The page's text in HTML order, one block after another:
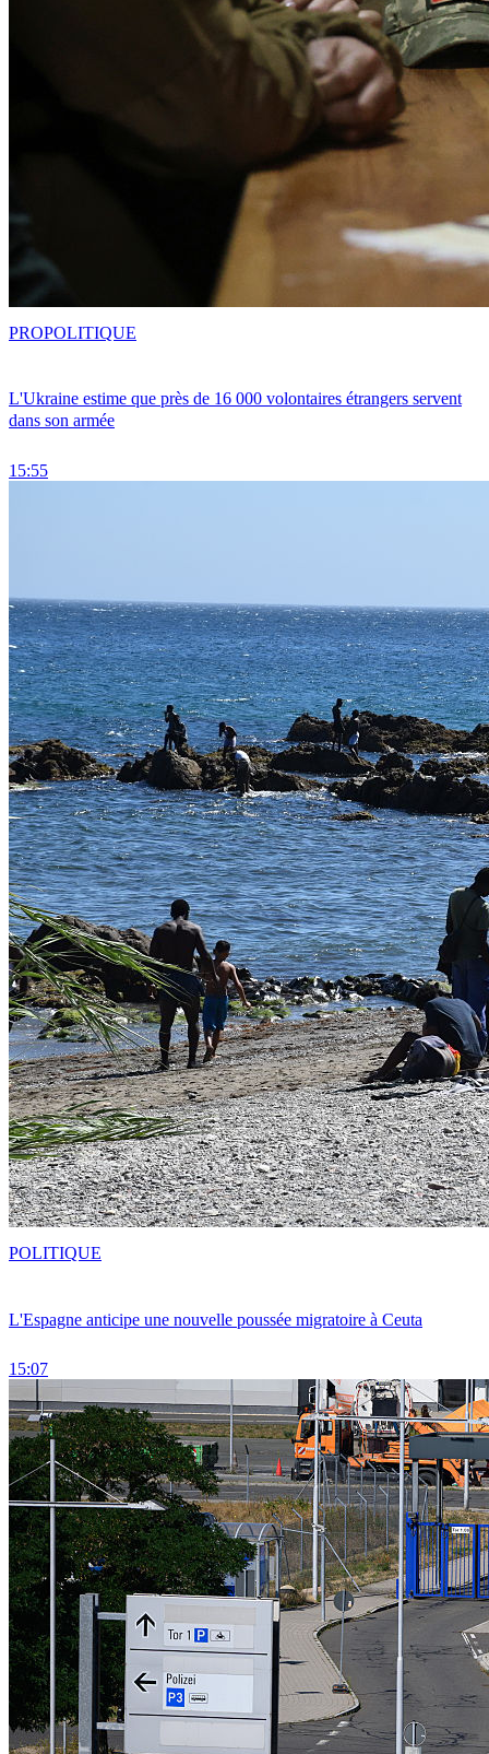
L'Ukraine estime que près de 16 000 volontaires étrangers servent
dans son armée
15:55
PROPOLITIQUE
L'Espagne anticipe une nouvelle poussée migratoire à Ceuta
15:07
POLITIQUE